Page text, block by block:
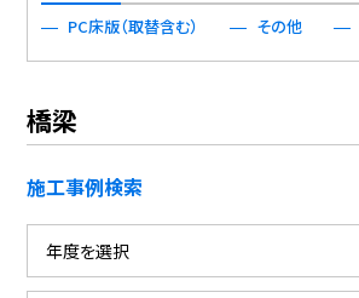
PC床版（取替含む）
その他
橋梁
施工事例検索